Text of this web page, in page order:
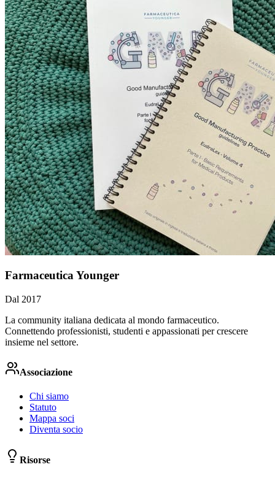
Farmaceutica Younger
Dal 2017
La community italiana dedicata al mondo farmaceutico.
Connettendo professionisti, studenti e appassionati per crescere
insieme nel settore.
Associazione
Chi siamo
Statuto
Mappa soci
Diventa socio
Risorse